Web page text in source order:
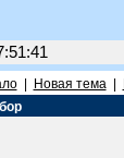
| Новая тема|